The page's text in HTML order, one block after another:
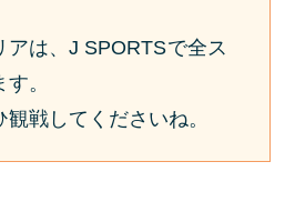
アは、J SPORTSで全ス
。
戦してくださいね。